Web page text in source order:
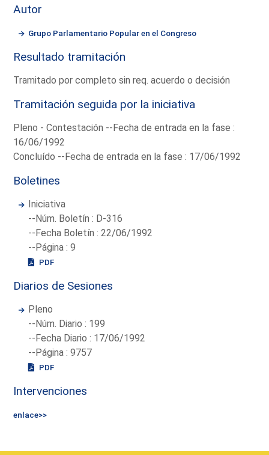
Autor
Grupo Parlamentario Popular en el Congreso
Resultado tramitación
Tramitado por completo sin req. acuerdo o decisión
Tramitación seguida por la iniciativa
Pleno - Contestación --Fecha de entrada en la fase :
16/06/1992
Concluído --Fecha de entrada en la fase : 17/06/1992
Boletines
Iniciativa
--Núm. Boletín : D-316
--Fecha Boletín : 22/06/1992
--Página : 9
PDF
Diarios de Sesiones
Pleno
--Núm. Diario : 199
--Fecha Diario : 17/06/1992
--Página : 9757
PDF
Intervenciones
enlace>>